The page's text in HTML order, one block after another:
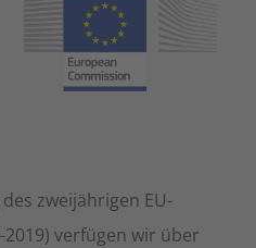
zweijährigen EU-
2019) verfügen wir über